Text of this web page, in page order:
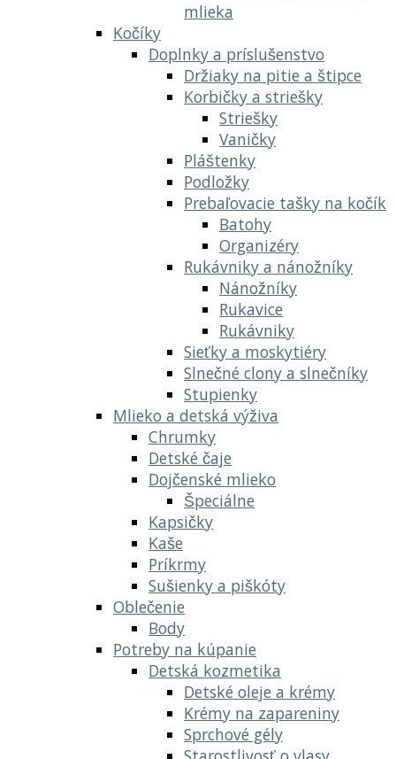
mlieka
Kočíky
Doplnky a príslušenstvo
Držiaky na pitie a štipce
Korbičky a striešky
Striešky
Vaničky
Pláštenky
Podložky
Prebaľovacie tašky na kočík
Batohy
Organizéry
Rukávniky a nánožníky
Nánožníky
Rukavice
Rukávniky
Sieťky a moskytiéry
Slnečné clony a slnečníky
Stupienky
Mlieko a detská výživa
Chrumky
Detské čaje
Dojčenské mlieko
Špeciálne
Kapsičky
Kaše
Príkrmy
Sušienky a piškóty
Oblečenie
Body
Potreby na kúpanie
Detská kozmetika
Detské oleje a krémy
Krémy na zapareniny
Sprchové gély